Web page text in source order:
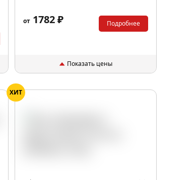
от1782 ₽ Подробнее
Показать цены
ХИТ